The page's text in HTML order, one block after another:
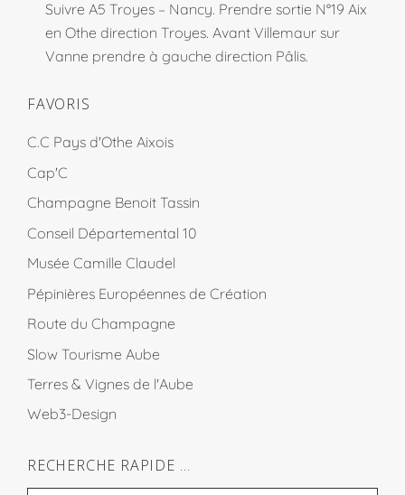
Suivre A5 Troyes – Nancy. Prendre sortie N°19 Aix
en Othe direction Troyes. Avant Villemaur sur
Vanne prendre à gauche direction Pâlis.
FAVORIS
C.C Pays d'Othe Aixois
Cap'C
Champagne Benoit Tassin
Conseil Départemental 10
Musée Camille Claudel
Pépinières Européennes de Création
Route du Champagne
Slow Tourisme Aube
Terres & Vignes de l'Aube
Web3-Design
RECHERCHE RAPIDE …